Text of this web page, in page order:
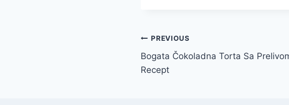
Post
navigation
PREVIOUS
Bogata Čokoladna Torta Sa
Recept